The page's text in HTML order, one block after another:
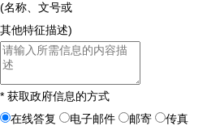
(名称、文号或
其他特征描述)
* 获取政府信息的方式
在线答复
电子邮件 邮寄
传真